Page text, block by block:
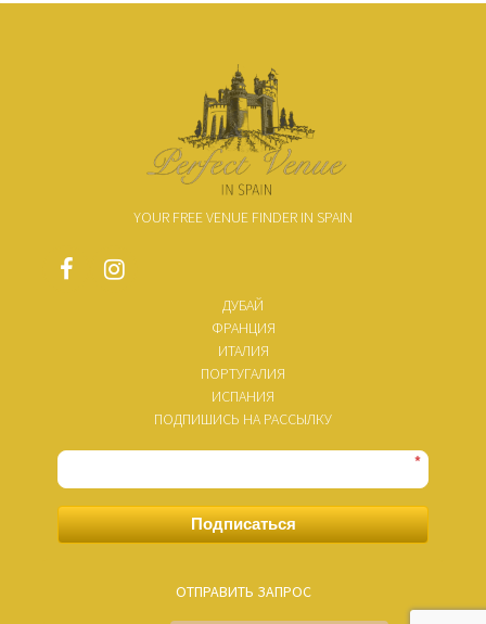
YOUR FREE VENUE FINDER IN SPAIN
ДУБАЙ
ФРАНЦИЯ
ИТАЛИЯ
ПОРТУГАЛИЯ
ИСПАНИЯ
ПОДПИШИСЬ НА РАССЫЛКУ
*
Подписаться
ОТПРАВИТЬ ЗАПРОС